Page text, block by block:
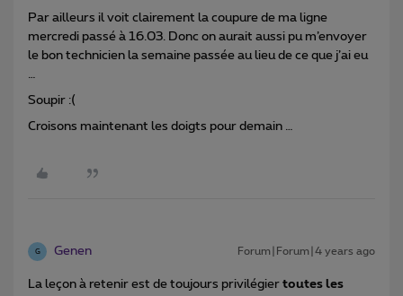
Par ailleurs il voit clairement la coupure de ma ligne
mercredi passé à 16.03. Donc on aurait aussi pu m’envoyer
le bon technicien la semaine passée au lieu de ce que j’ai eu
…
Soupir :(
Croisons maintenant les doigts pour demain …
G Genen Forum|Forum|4 years ago
La leçon à retenir est de toujours privilégier toutes les